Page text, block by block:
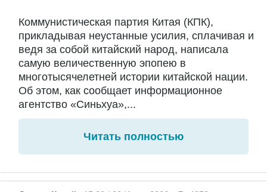
Коммунистическая партия Китая (КПК),
прикладывая неустанные усилия, сплачивая и
ведя за собой китайский народ, написала
самую величественную эпопею в
многотысячелетней истории китайской нации.
Об этом, как сообщает информационное
агентство «Синьхуа»,...
Читать полностью